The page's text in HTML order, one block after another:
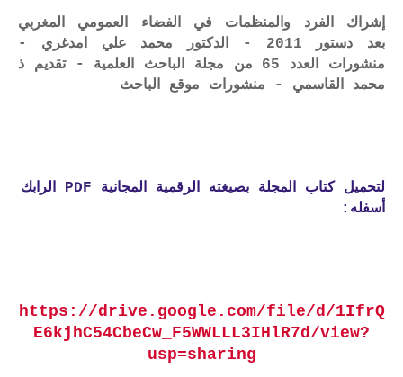
إشراك الفرد والمنظمات في الفضاء العمومي المغربي
بعد دستور 2011 - الدكتور محمد علي امدغري -
منشورات العدد 65 من مجلة الباحث العلمية - تقديم ذ
محمد القاسمي - منشورات موقع الباحث
لتحميل كتاب المجلة بصيغته الرقمية المجانية PDF الرابك
أسفله:
https://drive.google.com/file/d/1IfrQ
E6kjhC54CbeCw_F5WWLLL3IHlR7d/view?
usp=sharing